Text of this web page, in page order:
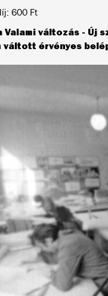
600 Ft
Valami változás - Új
váltott érvényes